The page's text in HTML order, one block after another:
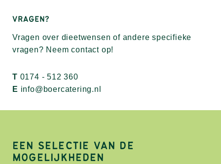
VRAGEN?
Vragen over dieetwensen of andere specifieke
vragen? Neem contact op!
T 0174 - 512 360
E info@boercatering.nl
EEN SELECTIE VAN DE
MOGELIJKHEDEN